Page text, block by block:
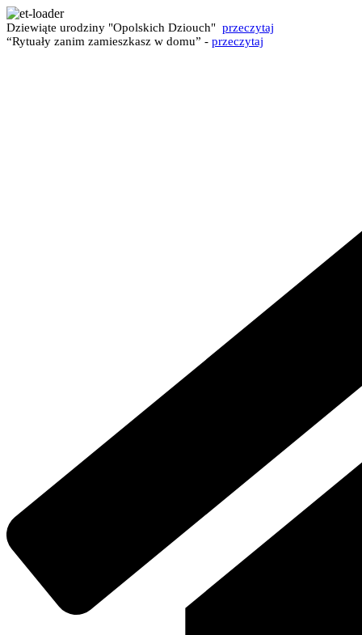
Dziewiąte urodziny "Opolskich Dziouch" przeczytaj
“Rytuały zanim zamieszkasz w domu” - przeczytaj